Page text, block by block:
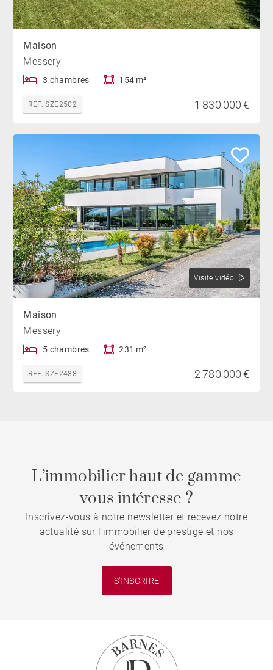
Maison
Messery
3 chambres 154 m²
REF. SZE2502 1 830 000 €
Visite vidéo
Maison
Messery
5 chambres 231 m²
REF. SZE2488 2 780 000 €
L’immobilier haut de gamme
vous intéresse ?
Inscrivez-vous à notre newsletter et recevez notre
actualité sur l'immobilier de prestige et nos
événements
S'INSCRIRE